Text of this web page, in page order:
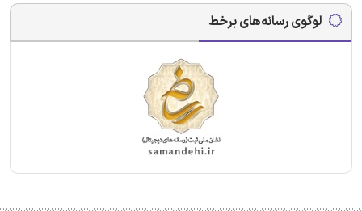
لوگوی رسانه‌های برخط